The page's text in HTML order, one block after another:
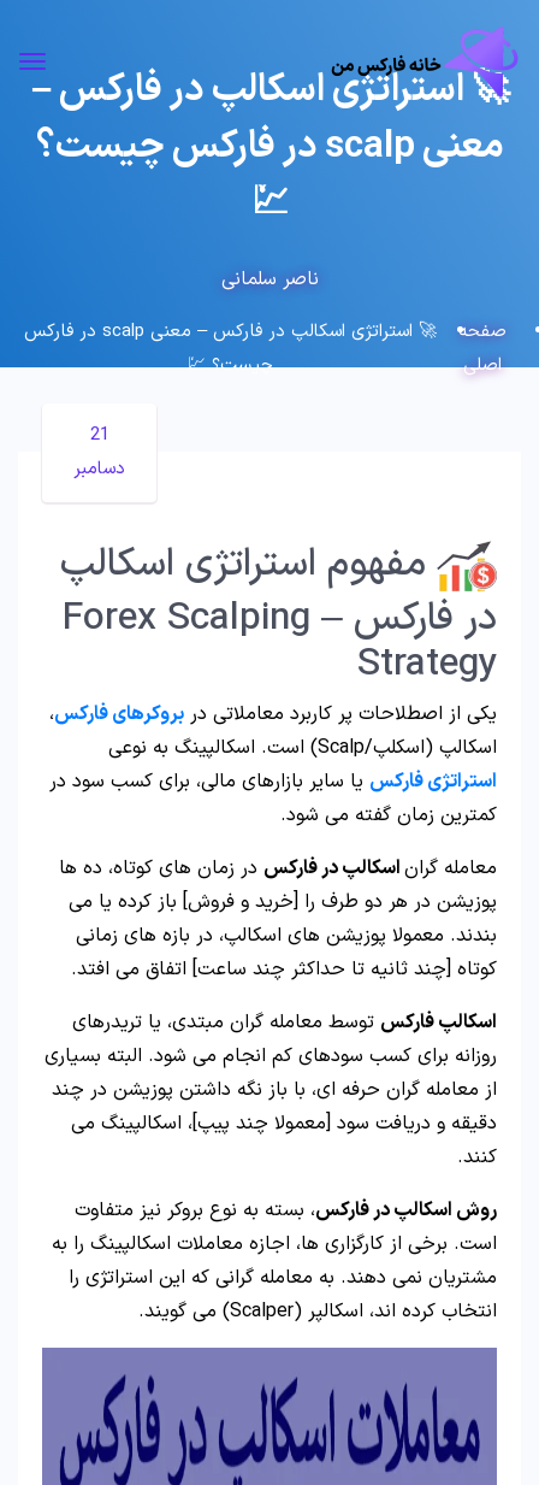
🚀 استراتژی اسکالپ در فارکس –
معنی scalp در فارکس چیست؟
💹
ناصر سلمانی
صفحه
اصلی
🚀 استراتژی اسکالپ در فارکس – معنی scalp در فارکس
چیست؟ 💹
21
دسامبر
مفهوم استراتژی اسکالپ
در فارکس – Forex Scalping
Strategy
یکی از اصطلاحات پر کاربرد معاملاتی در بروکرهای فارکس،
اسکالپ (اسکلپ/Scalp) است. اسکالپینگ به نوعی
استراتژی فارکس یا سایر بازارهای مالی، برای کسب سود در
کمترین زمان گفته می شود.
معامله گراناسکالپ در فارکس در زمان های کوتاه، ده ها
پوزیشن در هر دو طرف را [خرید و فروش] باز کرده یا می
بندند. معمولا پوزیشن های اسکالپ، در بازه های زمانی
کوتاه [چند ثانیه تا حداکثر چند ساعت] اتفاق می افتد.
اسکالپ فارکس توسط معامله گران مبتدی، یا تریدرهای
روزانه برای کسب سودهای کم انجام می شود. البته بسیاری
از معامله گران حرفه ای، با باز نگه داشتن پوزیشن در چند
دقیقه و دریافت سود [معمولا چند پیپ]، اسکالپینگ می
کنند.
روش اسکالپ در فارکس، بسته به نوع بروکر نیز متفاوت
است. برخی از کارگزاری ها، اجازه معاملات اسکالپینگ را به
مشتریان نمی دهند. به معامله گرانی که این استراتژی را
انتخاب کرده اند، اسکالپر (Scalper) می گویند.